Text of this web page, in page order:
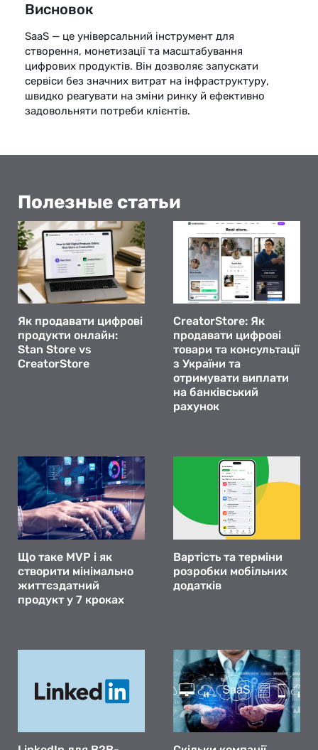
Висновок
SaaS — це універсальний інструмент для
створення, монетизації та масштабування
цифрових продуктів. Він дозволяє запускати
сервіси без значних витрат на інфраструктуру,
швидко реагувати на зміни ринку й ефективно
задовольняти потреби клієнтів.
Полезные статьи
Як продавати цифрові
продукти онлайн:
Stan Store vs
CreatorStore
CreatorStore: Як
продавати цифрові
товари та консультації
з України та
отримувати виплати
на банківський
рахунок
Що таке MVP і як
створити мінімально
життєздатний
продукт у 7 кроках
Вартість та терміни
розробки мобільних
додатків